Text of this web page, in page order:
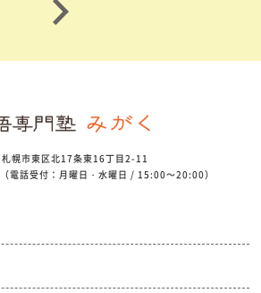
札幌市東区北17条東16丁目2-11
話受付：月曜日・水曜日 / 15:00～20:00）